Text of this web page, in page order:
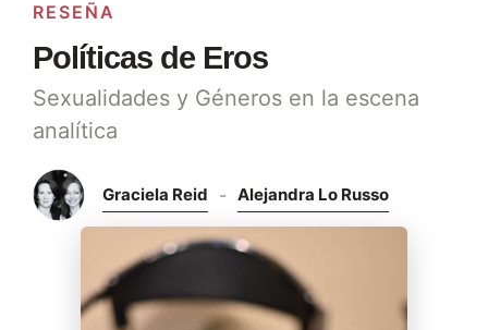
RESEÑA
Políticas de Eros
Sexualidades y Géneros en la escena
analítica
Graciela Reid - Alejandra Lo Russo